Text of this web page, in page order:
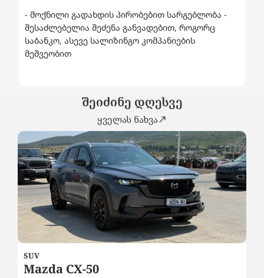
- მოქნილი გადახდის პირობებით სარგებლობა -
შესაძლებელია შეძენა განვადებით, როგორც
საბანკო, ასევე სალიზინგო კომპანიების
მეშვეობით
შეიძინე დღესვე
ყველას ნახვა
SUV
Mazda CX-50